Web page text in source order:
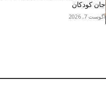
جان کودکان
آگوست 7, 2026